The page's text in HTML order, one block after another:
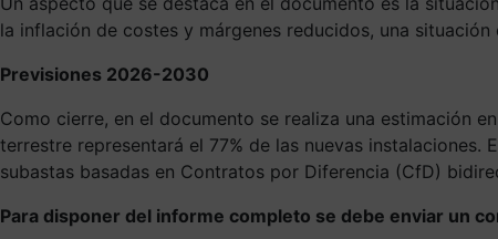
la inflación de costes y márgenes reducidos, una
Previsiones 2026-2030
Como cierre, en el documento se realiza una estimación
terrestre representará el 77% de las nuevas
subastas basadas en Contratos por Diferencia (CfD)
Para disponer del informe completo se debe enviar un